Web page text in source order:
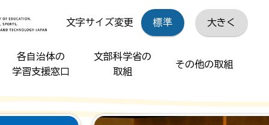
文字サイズ変更 標準 大きく
各自治体の
学習支援窓口
文部科学省の
取組
その他の取組